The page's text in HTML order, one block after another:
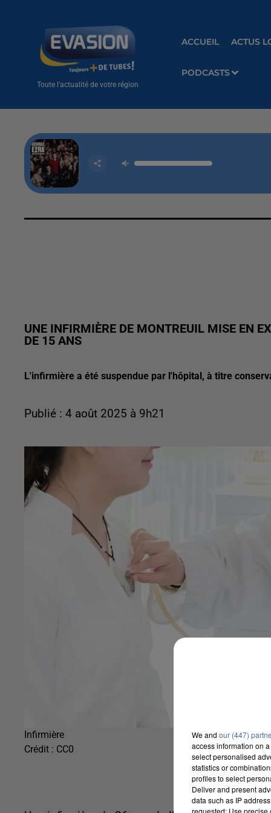
Toute l'actualité de votre région
ACCUEIL ACTUS
PODCASTS
UNE INFIRMIÈRE DE MONTREUIL MISE EN
DE 15 ANS
L'infirmière a été suspendue par l'hôpital, à titre
Publié : 4 août 2025 à 9h21
Infirmière
Crédit : CC0
We and our (447)
access information on
select personalised
statistics or
profiles to select
Deliver and present
data such as IP
requested; Use precise